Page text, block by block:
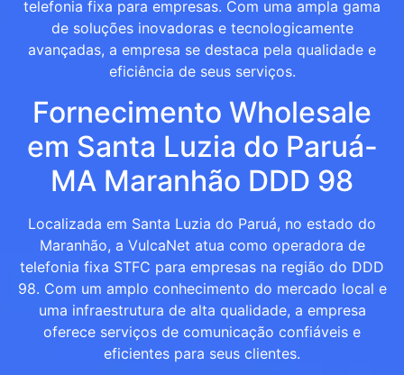
telefonia fixa para empresas. Com uma ampla gama
de soluções inovadoras e tecnologicamente
avançadas, a empresa se destaca pela qualidade e
eficiência de seus serviços.
Fornecimento Wholesale
em Santa Luzia do Paruá-
MA Maranhão DDD 98
Localizada em Santa Luzia do Paruá, no estado do
Maranhão, a VulcaNet atua como operadora de
telefonia fixa STFC para empresas na região do DDD
98. Com um amplo conhecimento do mercado local e
uma infraestrutura de alta qualidade, a empresa
oferece serviços de comunicação confiáveis e
eficientes para seus clientes.